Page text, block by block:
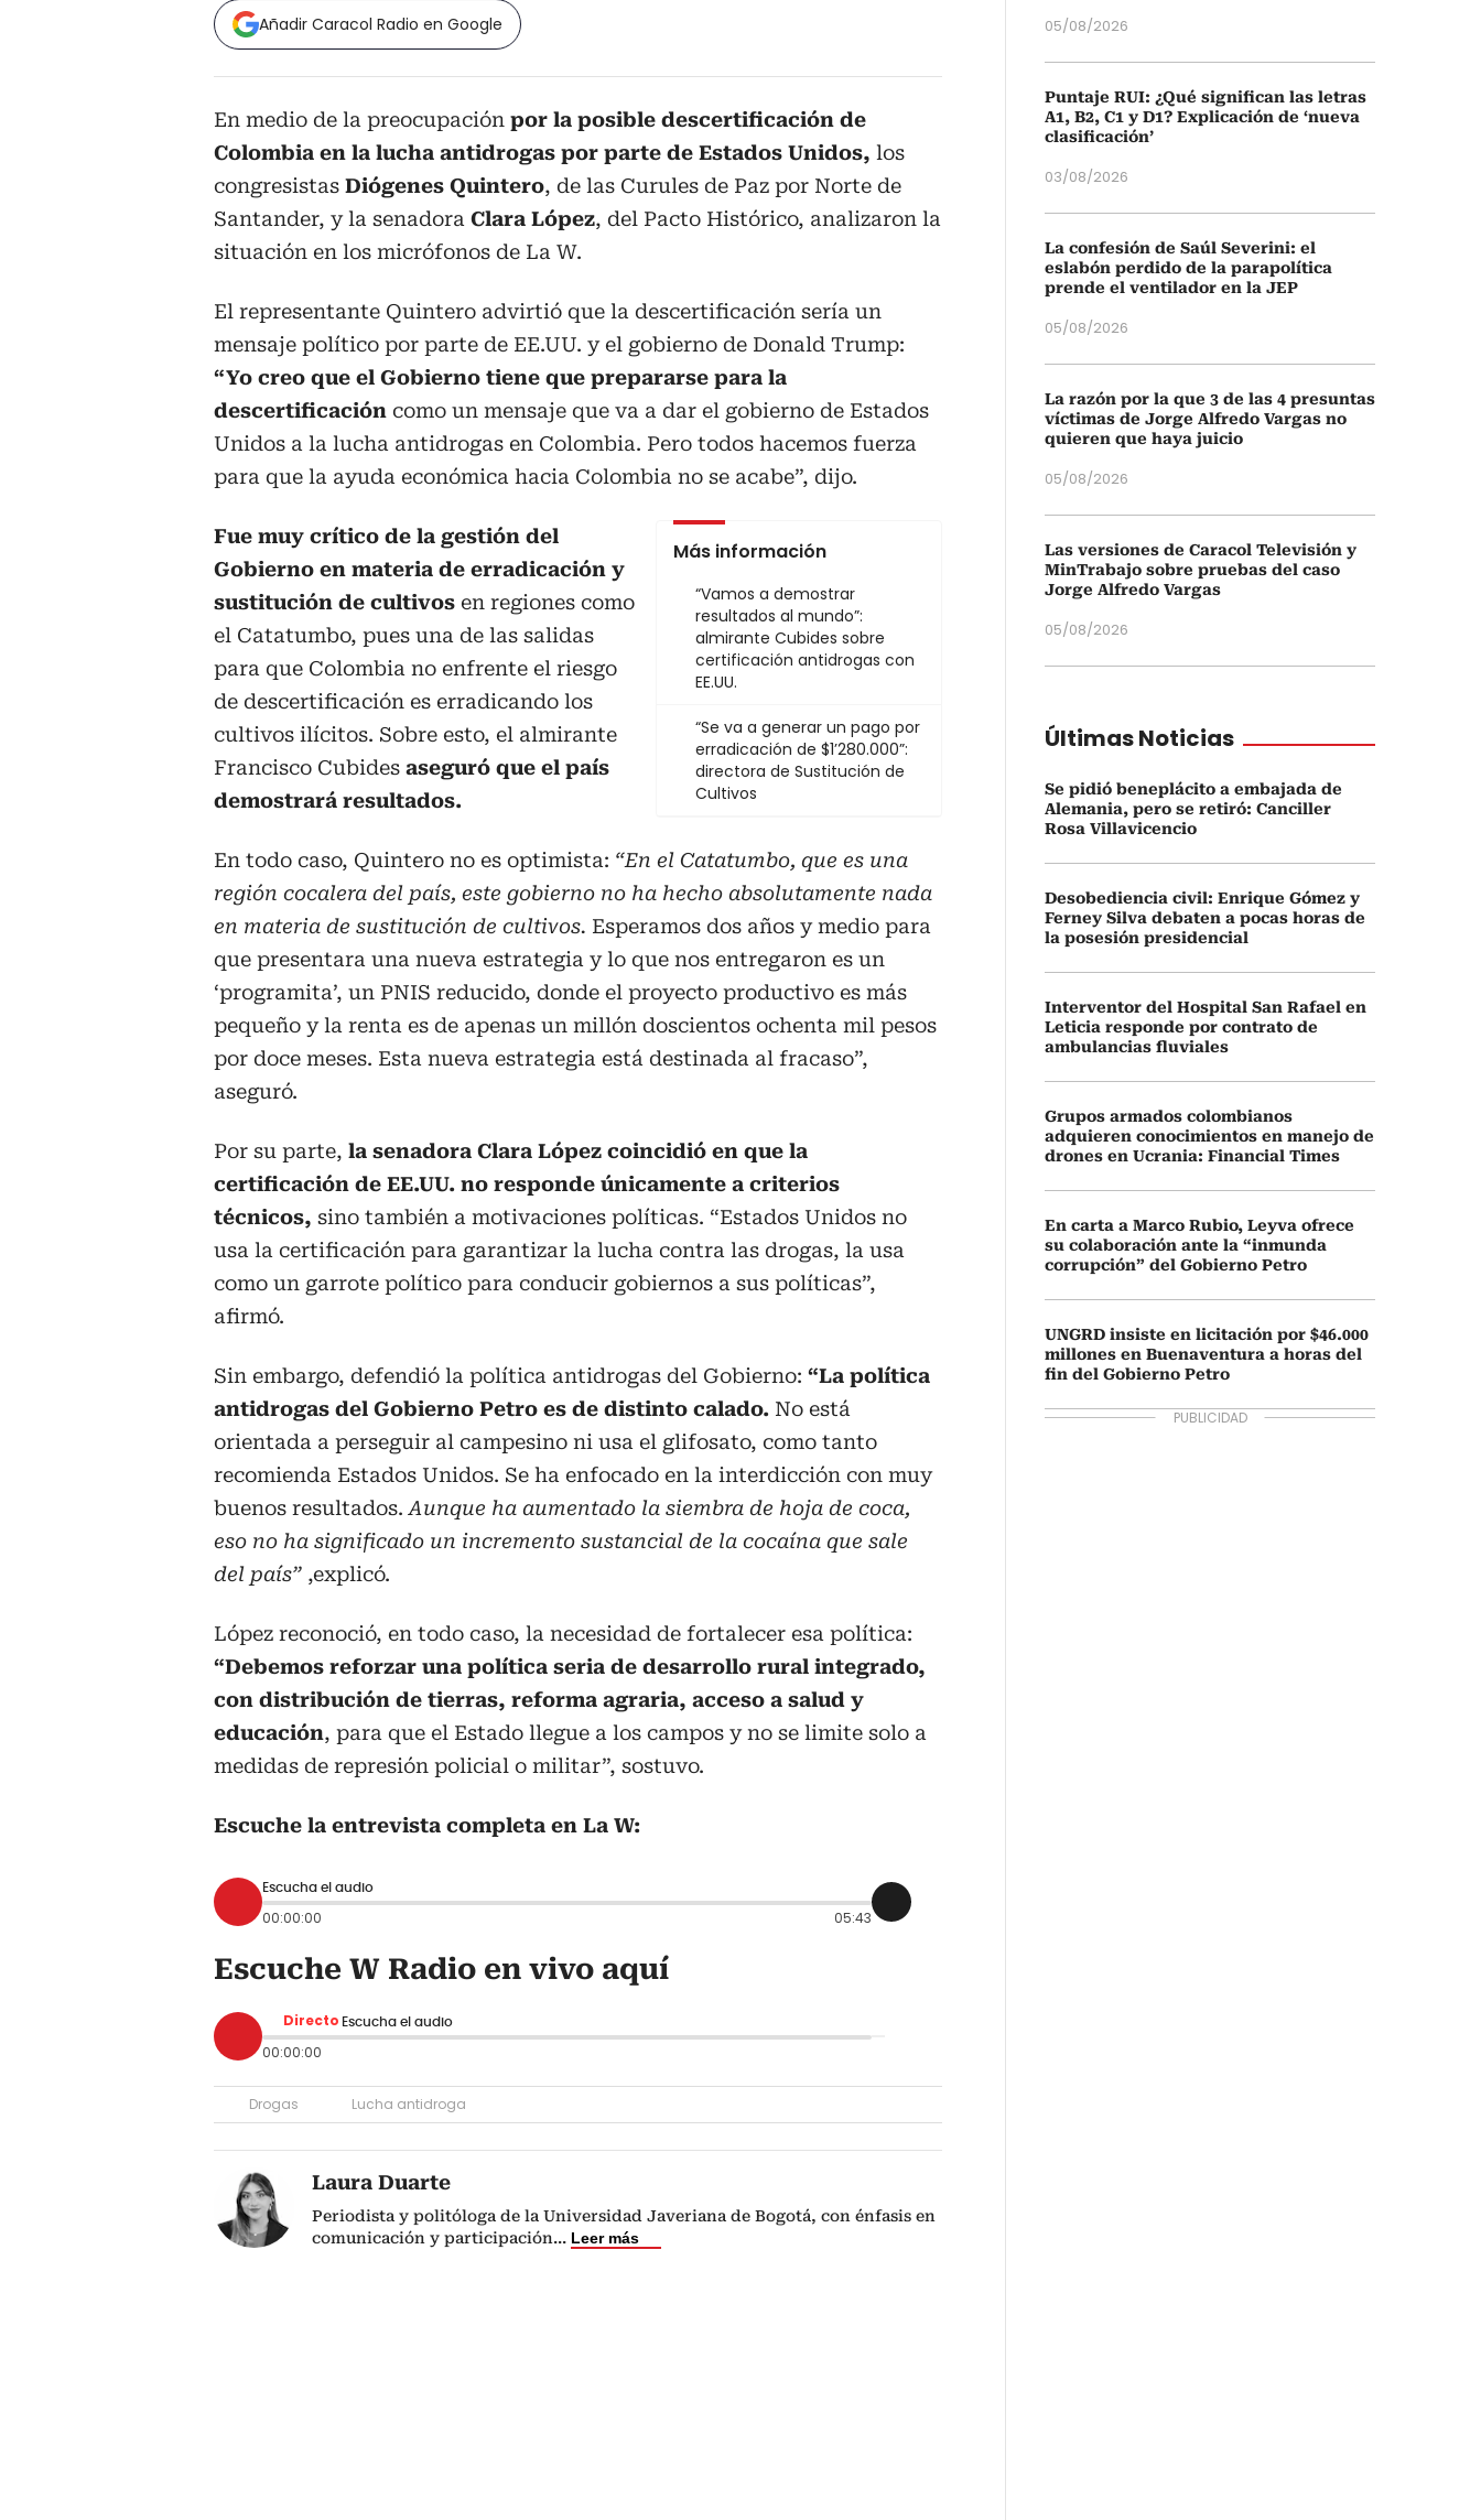
Añadir Caracol Radio en Google
En medio de la preocupación por la posible descertificación de
Colombia en la lucha antidrogas por parte de Estados Unidos, los
congresistas Diógenes Quintero, de las Curules de Paz por Norte de
Santander, y la senadora Clara López, del Pacto Histórico, analizaron la
situación en los micrófonos de La W.
El representante Quintero advirtió que la descertificación sería un
mensaje político por parte de EE.UU. y el gobierno de Donald Trump:
“Yo creo que el Gobierno tiene que prepararse para la
descertificación como un mensaje que va a dar el gobierno de Estados
Unidos a la lucha antidrogas en Colombia. Pero todos hacemos fuerza
para que la ayuda económica hacia Colombia no se acabe”, dijo.
Más información
“Vamos a demostrar
resultados al mundo”:
almirante Cubides sobre
certificación antidrogas con
EE.UU.
“Se va a generar un pago por
erradicación de $1’280.000”:
directora de Sustitución de
Cultivos
Fue muy crítico de la gestión del
Gobierno en materia de erradicación y
sustitución de cultivos en regiones como
el Catatumbo, pues una de las salidas
para que Colombia no enfrente el riesgo
de descertificación es erradicando los
cultivos ilícitos. Sobre esto, el almirante
Francisco Cubides aseguró que el país
demostrará resultados.
En todo caso, Quintero no es optimista: “En el Catatumbo, que es una
región cocalera del país, este gobierno no ha hecho absolutamente nada
en materia de sustitución de cultivos. Esperamos dos años y medio para
que presentara una nueva estrategia y lo que nos entregaron es un
‘programita’, un PNIS reducido, donde el proyecto productivo es más
pequeño y la renta es de apenas un millón doscientos ochenta mil pesos
por doce meses. Esta nueva estrategia está destinada al fracaso”,
aseguró.
Por su parte, la senadora Clara López coincidió en que la
certificación de EE.UU. no responde únicamente a criterios
técnicos, sino también a motivaciones políticas. “Estados Unidos no
usa la certificación para garantizar la lucha contra las drogas, la usa
como un garrote político para conducir gobiernos a sus políticas”,
afirmó.
Sin embargo, defendió la política antidrogas del Gobierno: “La política
antidrogas del Gobierno Petro es de distinto calado. No está
orientada a perseguir al campesino ni usa el glifosato, como tanto
recomienda Estados Unidos. Se ha enfocado en la interdicción con muy
buenos resultados.Aunque ha aumentado la siembra de hoja de coca,
eso no ha significado un incremento sustancial de la cocaína que sale
del país” ,explicó.
López reconoció, en todo caso, la necesidad de fortalecer esa política:
“Debemos reforzar una política seria de desarrollo rural integrado,
con distribución de tierras, reforma agraria, acceso a salud y
educación, para que el Estado llegue a los campos y no se limite solo a
medidas de represión policial o militar”, sostuvo.
Escuche la entrevista completa en La W:
Escucha el audio
00:00:00 05:43
Escuche W Radio en vivo aquí
Directo Escucha el audio
00:00:00
Drogas Lucha antidroga
Laura Duarte
Periodista y politóloga de la Universidad Javeriana de Bogotá, con énfasis en
comunicación y participación... Leer más
05/08/2026
Puntaje RUI: ¿Qué significan las letras
A1, B2, C1 y D1? Explicación de ‘nueva
clasificación’
03/08/2026
La confesión de Saúl Severini: el
eslabón perdido de la parapolítica
prende el ventilador en la JEP
05/08/2026
La razón por la que 3 de las 4 presuntas
víctimas de Jorge Alfredo Vargas no
quieren que haya juicio
05/08/2026
Las versiones de Caracol Televisión y
MinTrabajo sobre pruebas del caso
Jorge Alfredo Vargas
05/08/2026
Últimas Noticias
Se pidió beneplácito a embajada de
Alemania, pero se retiró: Canciller
Rosa Villavicencio
Desobediencia civil: Enrique Gómez y
Ferney Silva debaten a pocas horas de
la posesión presidencial
Interventor del Hospital San Rafael en
Leticia responde por contrato de
ambulancias fluviales
Grupos armados colombianos
adquieren conocimientos en manejo de
drones en Ucrania: Financial Times
En carta a Marco Rubio, Leyva ofrece
su colaboración ante la “inmunda
corrupción” del Gobierno Petro
UNGRD insiste en licitación por $46.000
millones en Buenaventura a horas del
fin del Gobierno Petro